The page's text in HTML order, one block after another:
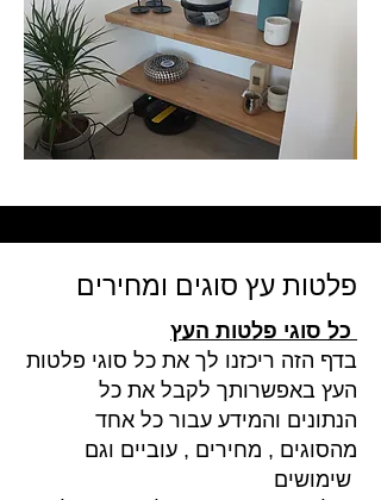
פלטות עץ סוגים ומחירים
בדף הזה ריכזנו לך את כל סוגי פלטות
העץ באפשרותך לקבל את כל
הנתונים והמידע עבור כל אחד
מהסוגים , מחירים , עוביים וגם